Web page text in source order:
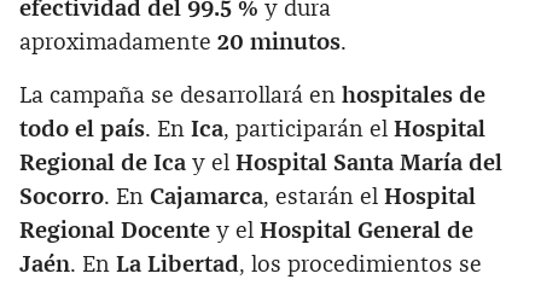
efectividad del 99.5 % y dura
aproximadamente 20 minutos.
La campaña se desarrollará en hospitales de
todo el país. En Ica, participarán el Hospital
Regional de Ica y el Hospital Santa María del
Socorro. En Cajamarca, estarán el Hospital
Regional Docente y el Hospital General de
Jaén. En La Libertad, los procedimientos se